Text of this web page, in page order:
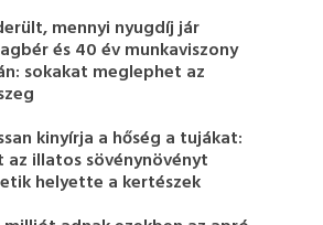
mennyi nyugdíj jár
és 40 év munkaviszony
sokakat meglephet az
kinyírja a hőség a tujákat:
az illatos sövénynövényt
helyette a kertészek